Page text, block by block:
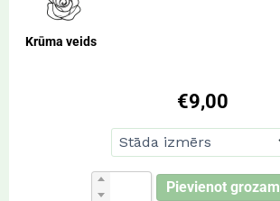
Krūma veids
€9,00
Pievienot grozam